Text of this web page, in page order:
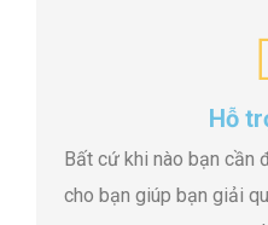
Hỗ
Bất cứ khi nào bạn cần
cho bạn giúp bạn giải